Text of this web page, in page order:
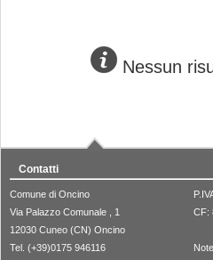
Nessun
Contatti
Comune di Oncino
Via Palazzo Comunale , 1
12030 Cuneo (CN) Oncino
Tel. (+39)0175 946116
CF: